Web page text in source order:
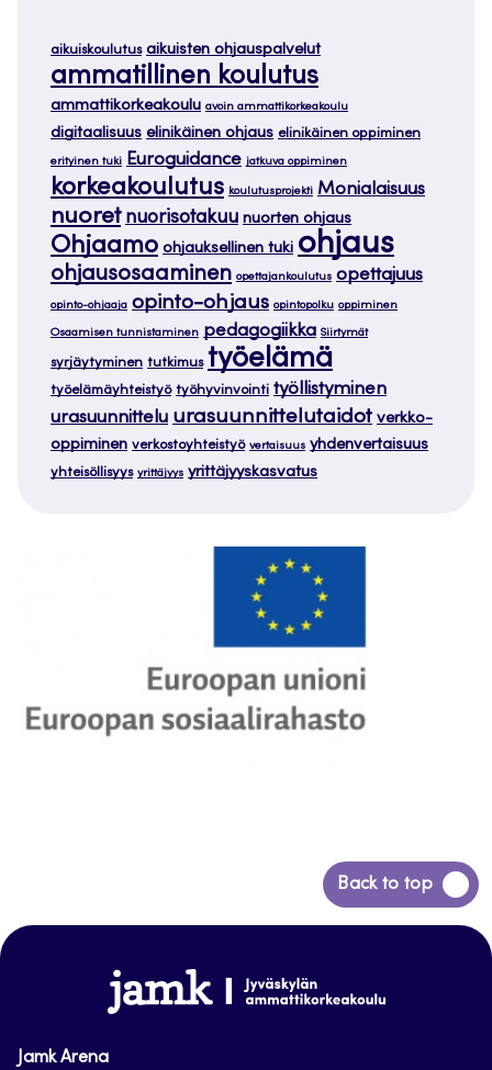
aikuiskoulutus aikuisten ohjauspalvelut
ammatillinen koulutus
ammattikorkeakoulu avoin ammattikorkeakoulu
digitaalisuus elinikäinen ohjaus elinikäinen oppiminen
erityinen tuki Euroguidance jatkuva oppiminen
korkeakoulutus koulutusprojekti Monialaisuus
nuoret nuorisotakuu nuorten ohjaus
Ohjaamo ohjauksellinen tuki ohjaus
ohjausosaaminen opettajankoulutus opettajuus
opinto-ohjaaja opinto-ohjaus opintopolku oppiminen
Osaamisen tunnistaminen pedagogiikka Siirtymät
syrjäytyminen tutkimus työelämä
työelämäyhteistyö työhyvinvointi työllistyminen
urasuunnittelu urasuunnittelutaidot verkko-
oppiminen verkostoyhteistyö vertaisuus yhdenvertaisuus
yhteisöllisyys yrittäjyys yrittäjyyskasvatus
Back to top
Siirry
takaisin
www.jamk.fi
Jamk Arena